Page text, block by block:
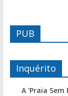
PUB
Inquérito
A 'Praia